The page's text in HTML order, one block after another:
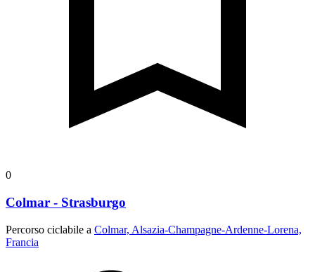
0
Colmar - Strasburgo
Percorso ciclabile a Colmar, Alsazia-Champagne-Ardenne-Lorena,
Francia